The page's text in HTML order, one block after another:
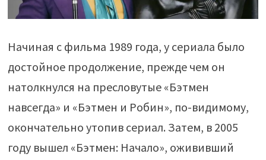
Начиная с фильма 1989 года, у сериала было
достойное продолжение, прежде чем он
натолкнулся на пресловутые «Бэтмен
навсегда» и «Бэтмен и Робин», по-видимому,
окончательно утопив сериал. Затем, в 2005
году вышел «Бэтмен: Начало», ожививший